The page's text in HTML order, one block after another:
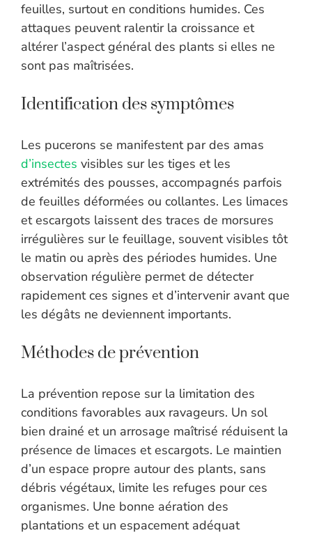
feuilles, surtout en conditions humides. Ces
attaques peuvent ralentir la croissance et
altérer l’aspect général des plants si elles ne
sont pas maîtrisées.
Identification des symptômes
Les pucerons se manifestent par des amas
d’insectes visibles sur les tiges et les
extrémités des pousses, accompagnés parfois
de feuilles déformées ou collantes. Les limaces
et escargots laissent des traces de morsures
irrégulières sur le feuillage, souvent visibles tôt
le matin ou après des périodes humides. Une
observation régulière permet de détecter
rapidement ces signes et d’intervenir avant que
les dégâts ne deviennent importants.
Méthodes de prévention
La prévention repose sur la limitation des
conditions favorables aux ravageurs. Un sol
bien drainé et un arrosage maîtrisé réduisent la
présence de limaces et escargots. Le maintien
d’un espace propre autour des plants, sans
débris végétaux, limite les refuges pour ces
organismes. Une bonne aération des
plantations et un espacement adéquat